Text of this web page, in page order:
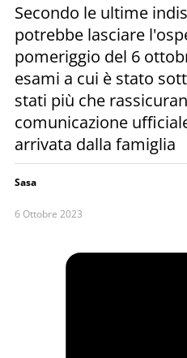
Secondo le ultime
potrebbe lasciare
pomeriggio del 6
esami a cui è stato
stati più che
comunicazione
arrivata dalla famiglia
Sasa
6 Ottobre 2023